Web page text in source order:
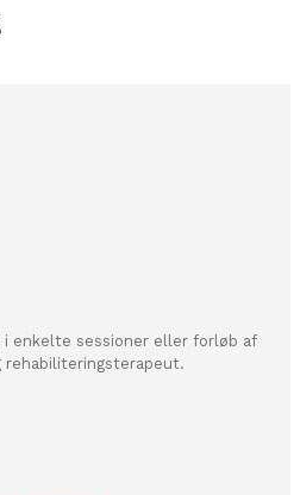
i enkelte sessioner eller forløb af
rehabiliteringsterapeut.